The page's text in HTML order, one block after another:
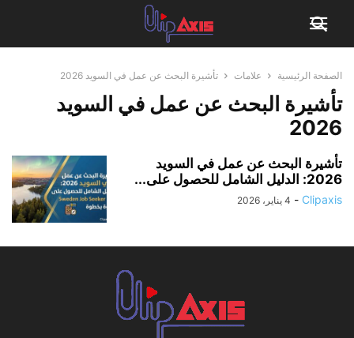
الصفحة الرئيسية علامات تأشيرة البحث عن عمل في السويد 2026
تأشيرة البحث عن عمل في السويد
2026
تأشيرة البحث عن عمل في السويد
2026: الدليل الشامل للحصول على...
Clipaxis
- 4 يناير، 2026